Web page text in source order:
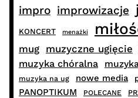
impro improwizacje
KONCERT menażki
mug muzyczne ugięcie
muzyka chóralna
muzyka na ug nowe media
PANOPTIKUM POLECANE